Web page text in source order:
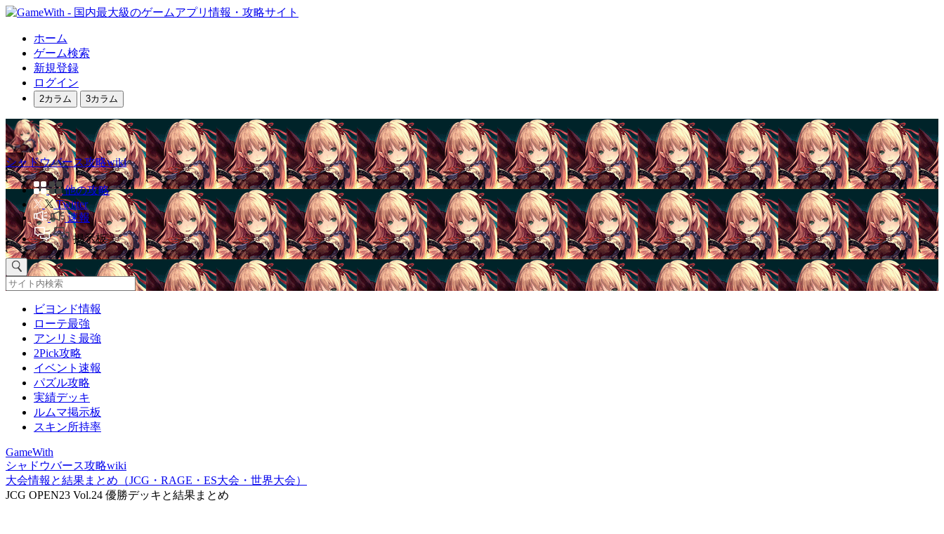
ホーム
ゲーム検索
新規登録
ログイン
2カラム 3カラム
シャドウバース攻略wiki
他の攻略
Twitter
速報
掲示板
ビヨンド情報
ローテ最強
アンリミ最強
2Pick攻略
イベント速報
パズル攻略
実績デッキ
ルムマ掲示板
スキン所持率
GameWith
シャドウバース攻略wiki
大会情報と結果まとめ（JCG・RAGE・ES大会・世界大会）
JCG OPEN23 Vol.24 優勝デッキと結果まとめ